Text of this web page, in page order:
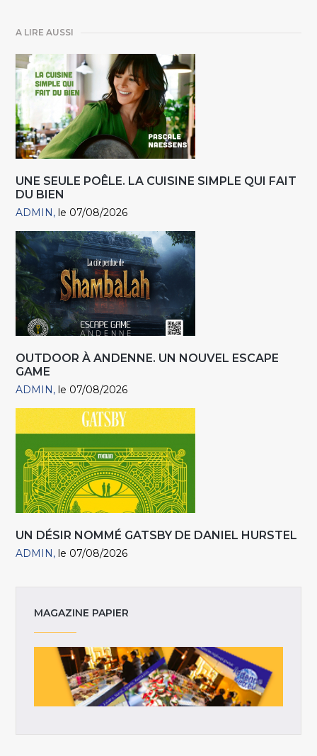
A LIRE AUSSI
UNE SEULE POÊLE. LA CUISINE SIMPLE QUI FAIT
DU BIEN
ADMIN le 07/08/2026
OUTDOOR À ANDENNE. UN NOUVEL ESCAPE
GAME
ADMIN le 07/08/2026
UN DÉSIR NOMMÉ GATSBY DE DANIEL HURSTEL
ADMIN le 07/08/2026
MAGAZINE PAPIER